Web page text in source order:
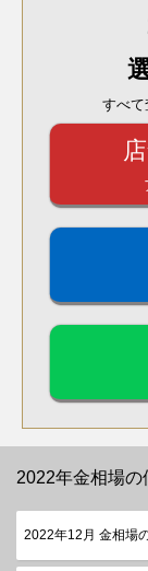
すべて
2022年金相場の
2022年12月 金相場